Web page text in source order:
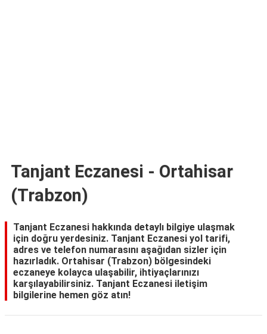
Tanjant Eczanesi - Ortahisar
(Trabzon)
Tanjant Eczanesi hakkında detaylı bilgiye ulaşmak
için doğru yerdesiniz. Tanjant Eczanesi yol tarifi,
adres ve telefon numarasını aşağıdan sizler için
hazırladık. Ortahisar (Trabzon) bölgesindeki
eczaneye kolayca ulaşabilir, ihtiyaçlarınızı
karşılayabilirsiniz. Tanjant Eczanesi iletişim
bilgilerine hemen göz atın!